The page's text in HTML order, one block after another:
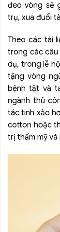
đeo vòng sẽ
trụ, xua đuổi
Theo các tài
trong các câu
dụ, trong lễ
tặng vòng
bệnh tật và
ngành thủ
tác tinh xảo
cotton hoặc
trị thẩm mỹ và